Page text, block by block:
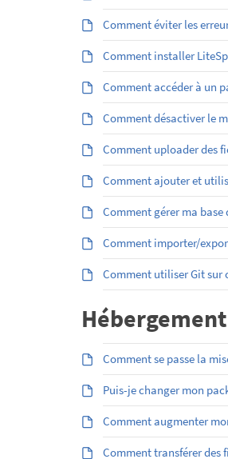
Comment éviter les
Comment installer
Comment accéder à un
Comment désactiver le
Comment uploader des
Comment ajouter et
Comment gérer ma base
Comment importer/
Comment utiliser Git sur
Comment se passe la
Puis-je changer mon
Comment augmenter
Comment transférer des